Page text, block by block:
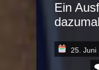
Ein
25. Juni